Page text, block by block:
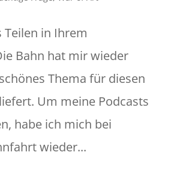
Teilen in Ihrem
Bahn hat mir wieder
Thema für diesen
Um meine Podcasts
habe ich mich bei
wieder...